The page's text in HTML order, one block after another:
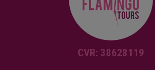
CVR: 38628119